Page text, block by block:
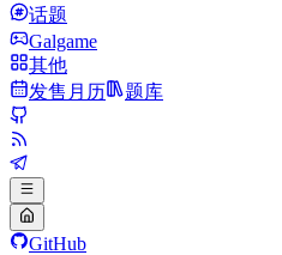
话题
Galgame
其他
发售月历
题库
GitHub